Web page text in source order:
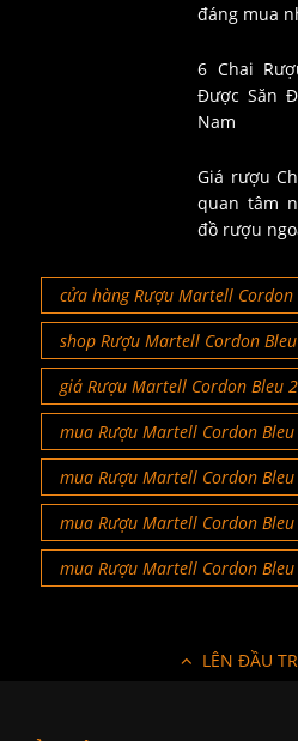
đáng mua
6 Chai
Được Săn
Nam
Giá rượu
quan tâm
đồ rượu
cửa hàng Rượu Martell Cordon
shop Rượu Martell Cordon
giá Rượu Martell Cordon Bleu
mua Rượu Martell Cordon
mua Rượu Martell Cordon
mua Rượu Martell Cordon
mua Rượu Martell Cordon
LÊN ĐẦU